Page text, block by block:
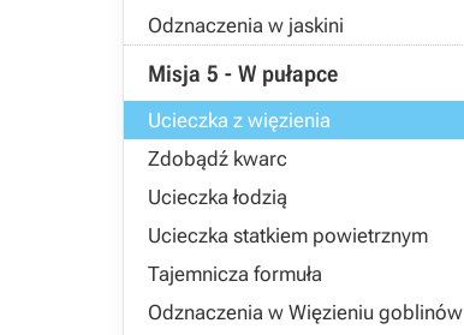
Odznaczenia w jaskini
Misja 5 - W pułapce
Ucieczka z więzienia
Zdobądź kwarc
Ucieczka łodzią
Ucieczka statkiem powietrznym
Tajemnicza formuła
Odznaczenia w Więzieniu goblinów